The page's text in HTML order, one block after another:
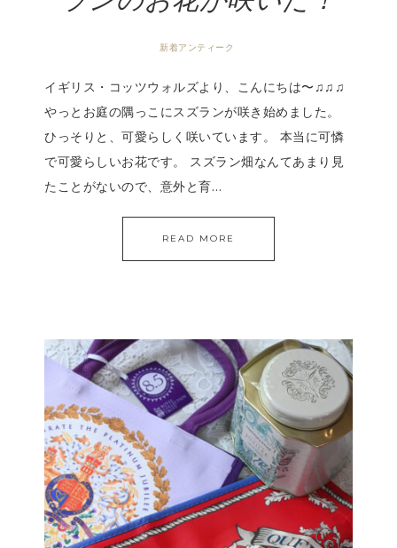
新着アンティーク
イギリス・コッツウォルズより、こんにちは〜♫♫♫
やっとお庭の隅っこにスズランが咲き始めました。
ひっそりと、可愛らしく咲いています。 本当に可憐
で可愛らしいお花です。 スズラン畑なんてあまり見
たことがないので、意外と育…
READ MORE